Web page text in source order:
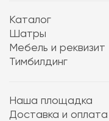
Каталог
Шатры
Мебель и реквизит
Тимбилдинг
Наша площадка
Доставка и оплата